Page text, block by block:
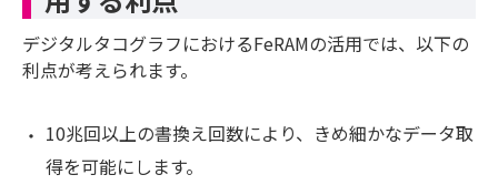
デジタルタコグラフにおけるFeRAMの活用では、以下の
利点が考えられます。
10兆回以上の書換え回数により、きめ細かなデータ取
得を可能にします。